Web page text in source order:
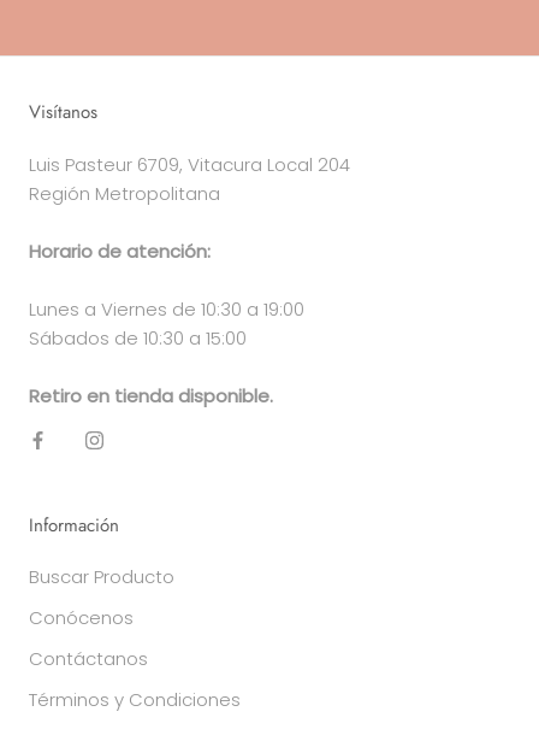
Visítanos
Luis Pasteur 6709, Vitacura Local 204
Región Metropolitana
Horario de atención:
Lunes a Viernes de 10:30 a 19:00
Sábados de 10:30 a 15:00
Retiro en tienda disponible.
Información
Buscar Producto
Conócenos
Contáctanos
Términos y Condiciones